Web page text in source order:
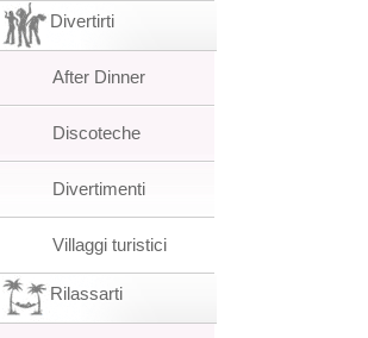
Divertirti
After Dinner
Discoteche
Divertimenti
Villaggi turistici
Rilassarti